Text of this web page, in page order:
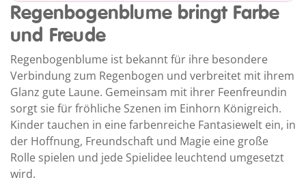
Regenbogenblume bringt Farbe
und Freude
Regenbogenblume ist bekannt für ihre besondere
Verbindung zum Regenbogen und verbreitet mit ihrem
Glanz gute Laune. Gemeinsam mit ihrer Feenfreundin
sorgt sie für fröhliche Szenen im Einhorn Königreich.
Kinder tauchen in eine farbenreiche Fantasiewelt ein, in
der Hoffnung, Freundschaft und Magie eine große
Rolle spielen und jede Spielidee leuchtend umgesetzt
wird.